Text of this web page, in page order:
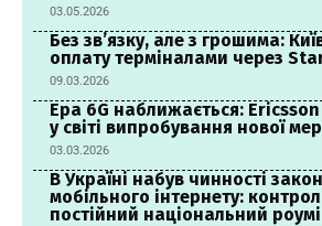
03.05.2026
Без зв’язку, але з грошима:
оплату терміналами через
09.03.2026
Ера 6G наближається:
у світі випробування нової
03.03.2026
В Україні набув чинності
мобільного інтернету:
постійний національний